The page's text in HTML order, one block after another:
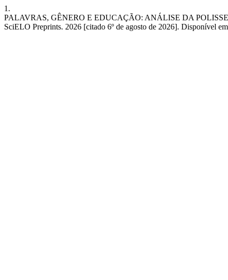
1.
PALAVRAS, GÊNERO E EDUCAÇÃO: ANÁLISE DA
SciELO Preprints. 2026 [citado 6º de agosto de 2026]. Disponível